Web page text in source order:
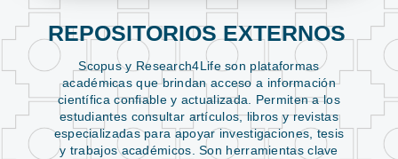
REPOSITORIOS EXTERNOS
Scopus y Research4Life son plataformas
académicas que brindan acceso a información
científica confiable y actualizada. Permiten a los
estudiantes consultar artículos, libros y revistas
especializadas para apoyar investigaciones, tesis
y trabajos académicos. Son herramientas clave